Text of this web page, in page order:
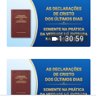
1:30:59